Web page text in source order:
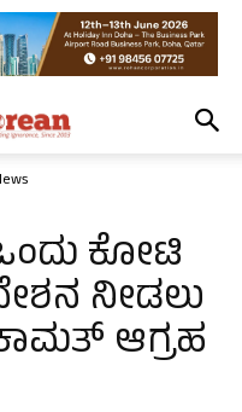
ಕೋಟಿ
ನೀಡಲು
ಆಗ್ರಹ